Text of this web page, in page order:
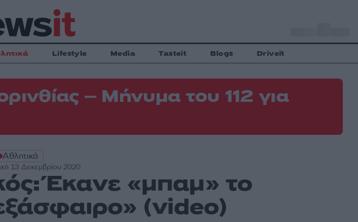
Lifestyle Media Tasteit Blogs Driveit
– Μήνυμα του 112 για
Αθλητικά
13 Δεκεμβρίου 2020
Έκανε «μπαμ» το
(video)